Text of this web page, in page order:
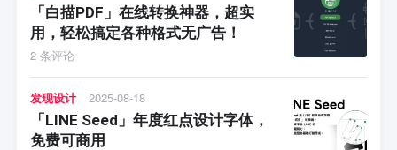
「白描PDF」在线转换神器，超实
用，轻松搞定各种格式无广告！
2 条评论
发现设计 2025-08-18
「LINE Seed」年度红点设计字体，
免费可商用